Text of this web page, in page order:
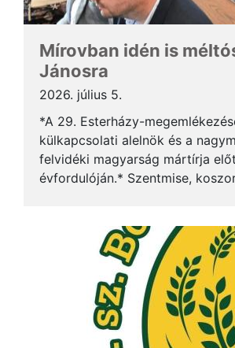
Mírovban idén is
Jánosra
2026. július 5.
*A 29. Esterházy-
külkapcsolati alelnök és a
felvidéki magyarság mártírja
évfordulóján.* Szentmise,